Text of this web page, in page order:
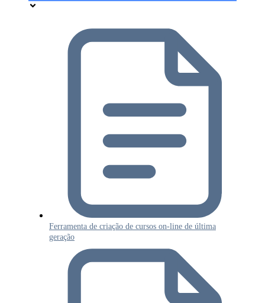
Ferramenta de criação de cursos on-line de última
geração